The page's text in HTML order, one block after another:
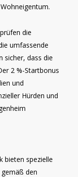
die
umfassende
sicher, dass die
2 %-Startbonus
und
Hürden und
bieten spezielle
den